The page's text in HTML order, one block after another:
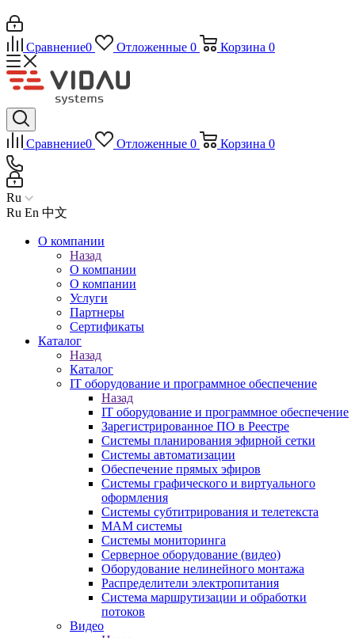
Сравнение0 Отложенные 0 Корзина 0
Сравнение0 Отложенные 0 Корзина 0
Ru
Ru En 中文
О компании
Назад
О компании
О компании
Услуги
Партнеры
Сертификаты
Каталог
Назад
Каталог
IT оборудование и программное обеспечение
Назад
IT оборудование и программное обеспечение
Зарегистрированное ПО в Реестре
Системы планирования эфирной сетки
Системы автоматизации
Обеспечение прямых эфиров
Системы графического и виртуального
оформления
Системы субтитрирования и телетекста
MAM системы
Системы мониторинга
Серверное оборудование (видео)
Оборудование нелинейного монтажа
Распределители электропитания
Система маршрутизации и обработки
потоков
Видео